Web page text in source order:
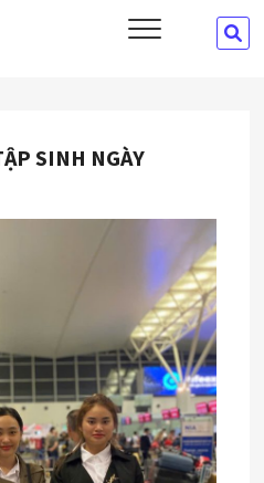
TẠO VÀ CUNG ỨNG NHÂN LỰC HTCS
SINH NGÀY